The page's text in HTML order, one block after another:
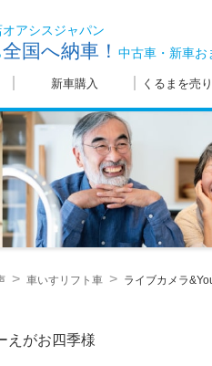
アシスジャパン
全国へ納車！中古車・新車お
新車購入 くるまを売
車いすリフト車 ライブカメラ
がお四季様